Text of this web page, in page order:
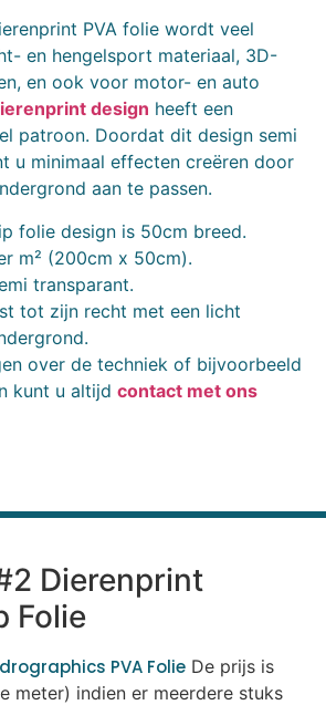
PVA folie wordt veel
en hengelsport materiaal, 3D-
en ook voor motor- en auto
design heeft een
patroon. Doordat dit design semi
u minimaal effecten creëren door
aan te passen.
folie design is 50cm breed.
m² (200cm x 50cm).
transparant.
tot zijn recht met een licht
over de techniek of bijvoorbeeld
kunt u altijd contact met ons
Dierenprint
Folie
PVA Folie De prijs is
meter) indien er meerdere stuks